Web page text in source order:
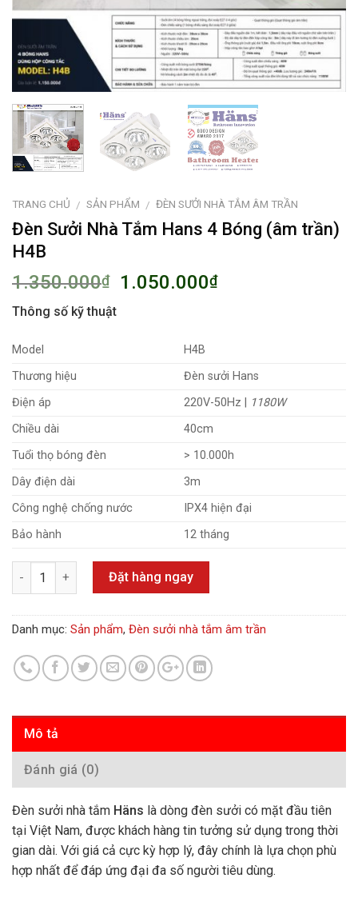
TRANG CHỦ / SẢN PHẨM / ĐÈN SƯỞI NHÀ TẮM ÂM TRẦN
Đèn Sưởi Nhà Tắm Hans 4 Bóng (âm trần)
H4B
1.350.000₫ 1.050.000₫
Thông số kỹ thuật
Model
H4B
Thương hiệu
Đèn sưởi Hans
Điện áp
220V-50Hz |
1180W
Chiều dài
40cm
Tuổi thọ bóng đèn
> 10.000h
Dây điện dài
3m
Công nghệ chống nước
IPX4 hiện đại
Bảo hành
12 tháng
Số lượng Đặt hàng ngay
Danh mục: Sản phẩm, Đèn sưởi nhà tắm âm trần
Mô tả
Đánh giá (0)
Đèn sưởi nhà tắm Häns là dòng đèn sưởi có mặt đầu tiên
tại Việt Nam, được khách hàng tin tưởng sử dụng trong thời
gian dài. Với giá cả cực kỳ hợp lý, đây chính là lựa chọn phù
hợp nhất để đáp ứng đại đa số người tiêu dùng.